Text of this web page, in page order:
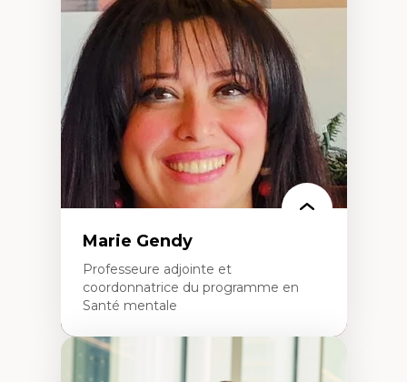
Acceptabilité, acceptation et adoption des
technologies
Technologies d'apprentissage innovantes
Insertion professionnelle du nouveau
personnel enseignant
Construction identitaire en milieu
minoritaire francophone
Technologies éducatives pour la formation
continue
Marie Gendy
Professeure adjointe et
coordonnatrice du programme en
Santé mentale
Expertises